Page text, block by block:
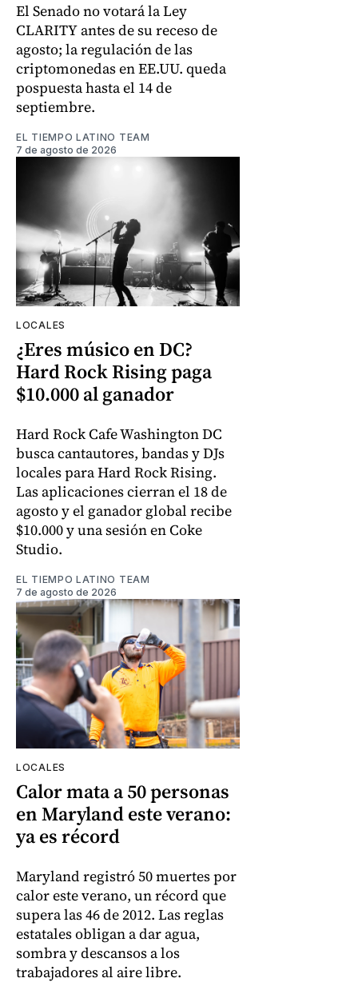
El Senado no votará la Ley
CLARITY antes de su receso de
agosto; la regulación de las
criptomonedas en EE.UU. queda
pospuesta hasta el 14 de
septiembre.
EL TIEMPO LATINO TEAM
7 de agosto de 2026
LOCALES
¿Eres músico en DC?
Hard Rock Rising paga
$10.000 al ganador
Hard Rock Cafe Washington DC
busca cantautores, bandas y DJs
locales para Hard Rock Rising.
Las aplicaciones cierran el 18 de
agosto y el ganador global recibe
$10.000 y una sesión en Coke
Studio.
EL TIEMPO LATINO TEAM
7 de agosto de 2026
LOCALES
Calor mata a 50 personas
en Maryland este verano:
ya es récord
Maryland registró 50 muertes por
calor este verano, un récord que
supera las 46 de 2012. Las reglas
estatales obligan a dar agua,
sombra y descansos a los
trabajadores al aire libre.